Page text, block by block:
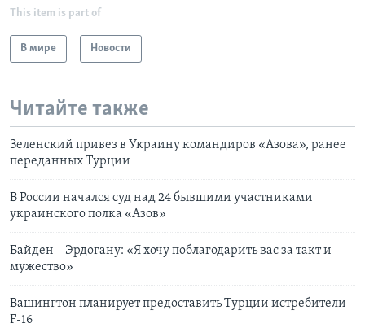
This item is part of
В мире Новости
Читайте также
Зеленский привез в Украину командиров «Азова», ранее
переданных Турции
В России начался суд над 24 бывшими участниками
украинского полка «Азов»
Байден – Эрдогану: «Я хочу поблагодарить вас за такт и
мужество»
Вашингтон планирует предоставить Турции истребители
F-16